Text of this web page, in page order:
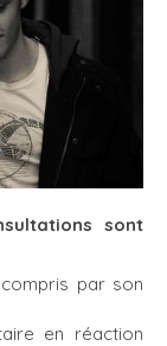
sont
par son
en réaction